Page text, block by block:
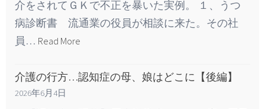
介をされてＧＫで不正を暴いた実例。 １、うつ
病診断書 流通業の役員が相談に来た。その社
員… Read More
介護の行方…認知症の母、娘はどこに【後編】
2026年6月4日